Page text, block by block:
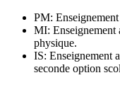
PM:
MI: Enseignement
physique.
IS: Enseignement
seconde option